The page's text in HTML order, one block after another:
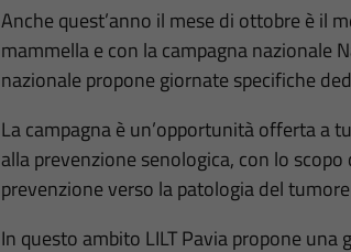
Anche quest’anno il mese di ottobre è il
mammella e con la campagna nazionale
nazionale propone giornate specifiche
La campagna è un’opportunità offerta a
alla prevenzione senologica, con lo
prevenzione verso la patologia del
In questo ambito LILT Pavia propone